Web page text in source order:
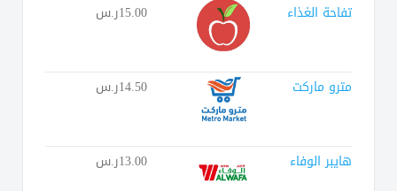
تفاحة الغذاء 15.00ر.س
مترو ماركت 14.50ر.س
هايبر الوفاء 13.00ر.س